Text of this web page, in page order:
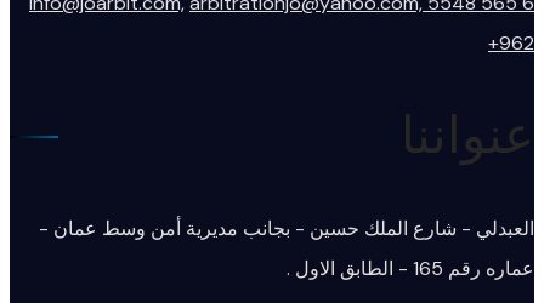
962+
عنواننا
العبدلي - شارع الملك حسين - بجانب مديرية أمن وسط عمان -
عماره رقم 165 - الطابق الاول .